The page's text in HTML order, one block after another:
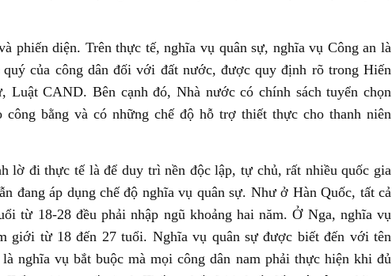
phiến diện. Trên thực tế, nghĩa vụ quân sự, nghĩa vụ Công an là
của công dân đối với đất nước, được quy định rõ trong Hiến
Luật CAND. Bên cạnh đó, Nhà nước có chính sách tuyển chọn
công bằng và có những chế độ hỗ trợ thiết thực cho thanh niên
lờ đi thực tế là để duy trì nền độc lập, tự chủ, rất nhiều quốc gia
đang áp dụng chế độ nghĩa vụ quân sự. Như ở Hàn Quốc, tất cả
từ 18-28 đều phải nhập ngũ khoảng hai năm. Ở Nga, nghĩa vụ
giới từ 18 đến 27 tuổi. Nghĩa vụ quân sự được biết đến với tên
nghĩa vụ bắt buộc mà mọi công dân nam phải thực hiện khi đủ